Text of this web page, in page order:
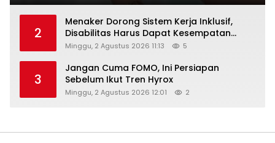
2
Menaker Dorong Sistem Kerja Inklusif,
Disabilitas Harus Dapat Kesempatan
Setara
Minggu, 2 Agustus 2026 11:13 5
3
Jangan Cuma FOMO, Ini Persiapan
Sebelum Ikut Tren Hyrox
Minggu, 2 Agustus 2026 12:01 2